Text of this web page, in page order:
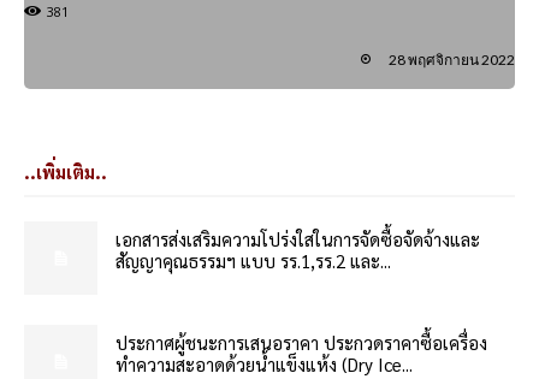
381
28 พฤศจิกายน 2022
..เพิ่มเติม..
เอกสารส่งเสริมความโปร่งใสในการจัดซื้อจัดจ้างและ
สัญญาคุณธรรมฯ แบบ รร.1,รร.2 และ...
ประกาศผู้ชนะการเสนอราคา ประกวดราคาซื้อเครื่อง
ทำความสะอาดด้วยน้ำแข็งแห้ง (Dry Ice...